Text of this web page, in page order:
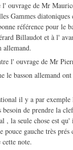
l' ouvrage de Mr
Gammes diatoniques
référence pour le
Billaudot et à l'
allemand.
l' ouvrage de Mr
le basson allemand
il y a par exemple
de prendre la
, la seule chose est
pouce gauche très prés
note.